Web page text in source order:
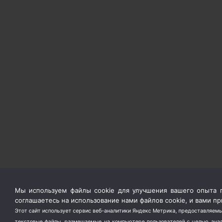
Мы используем файлы cookie для улучшения вашего опыта
соглашаетесь на использование нами файлов cookie, и вами
Этот сайт использует сервис веб-аналитики Яндекс Метрика,